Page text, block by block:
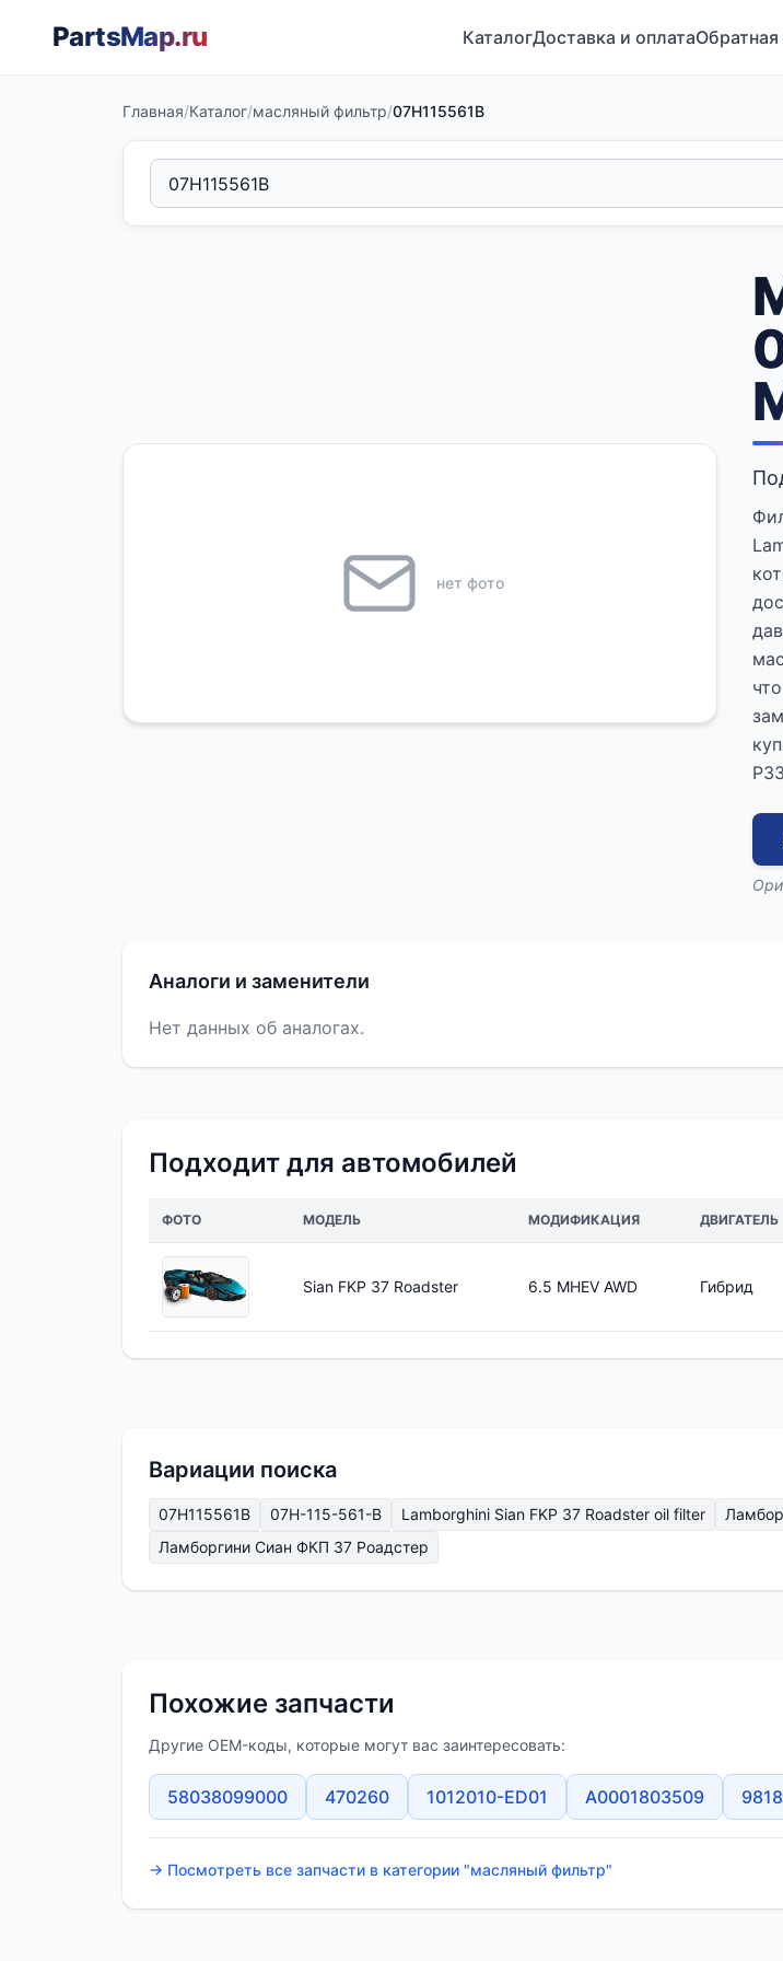
PartsMap.ru КаталогДоставка и оплатаОбратная
Главная/Каталог/масляный фильтр/07H115561B
нет фото
Аналоги и заменители
Нет данных об аналогах.
Подходит для автомобилей
ФОТО МОДЕЛЬ МОДИФИКАЦИЯ ДВИГАТЕЛЬ
Sian FKP 37 Roadster 6.5 MHEV AWD Гибрид
Вариации поиска
07H115561B 07H-115-561-B Lamborghini Sian FKP 37 Roadster oil filter
Ламборгини Сиан ФКП 37 Роадстер
Похожие запчасти
Другие OEM-коды, которые могут вас заинтересовать:
58038099000 470260 1012010-ED01 A0001803509
→ Посмотреть все запчасти в категории "масляный фильтр"